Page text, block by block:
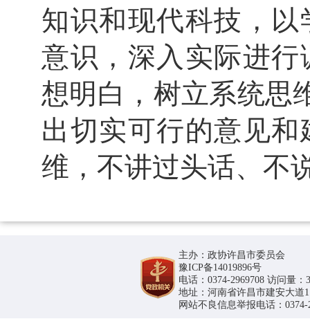
知识和现代科技，
意识，深入实际进
想明白，树立系统思
出切实可行的意见
维，不讲过头话、不
主办：政协许昌市委员会
豫ICP备14019896号
电话：0374-2969708 访问量：
地址：河南省许昌市建安大道
网站不良信息举报电话：